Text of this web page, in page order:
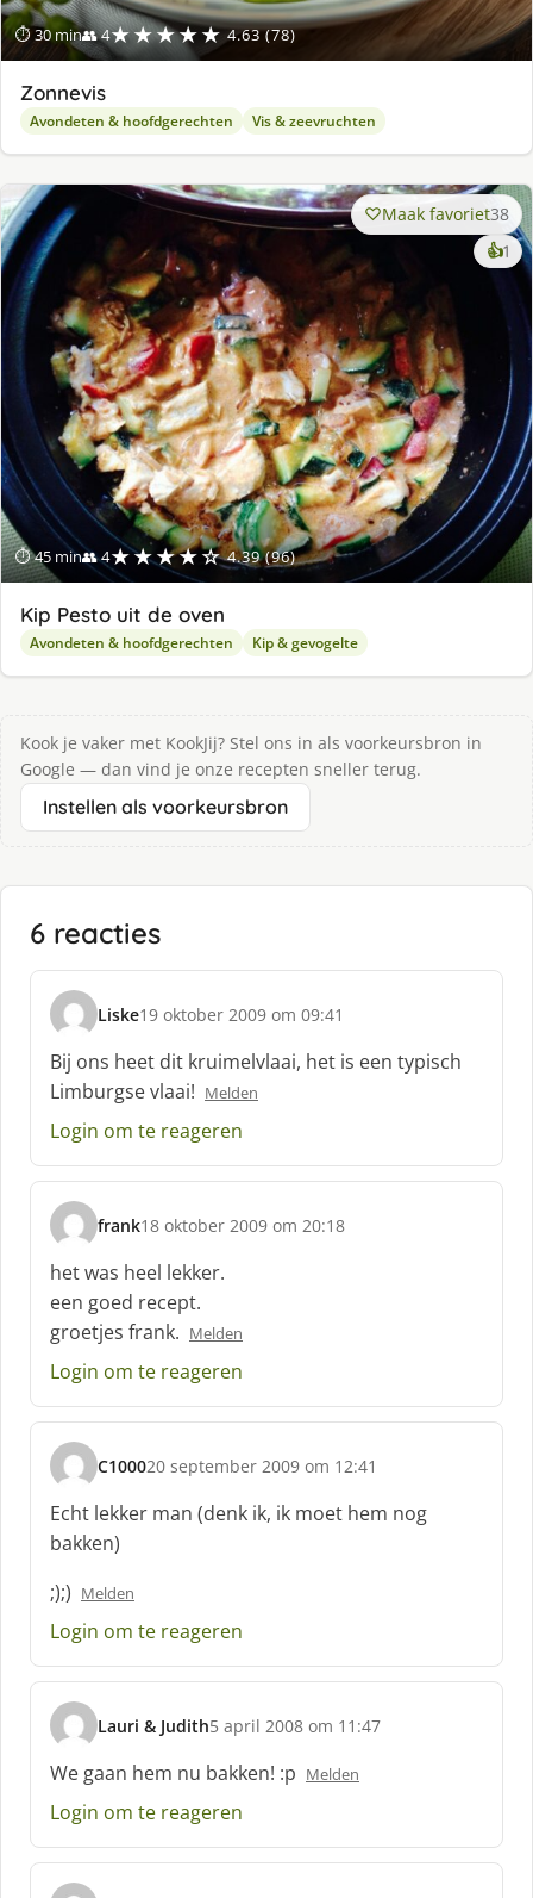
⏱ 30 min👥 4★★★★★ 4.63 (78)
Zonnevis
Avondeten & hoofdgerechten Vis & zeevruchten
⏱ 45 min👥 4★★★★☆ 4.39 (96)
Maak favoriet38
👍1
Kip Pesto uit de oven
Avondeten & hoofdgerechten Kip & gevogelte
Kook je vaker met KookJij? Stel ons in als voorkeursbron in
Google — dan vind je onze recepten sneller terug.
Instellen als voorkeursbron
6 reacties
Liske
s
c
h
r
e
f
19 oktober 2009 om 09:41
Bij ons heet dit kruimelvlaai, het is een typisch
Limburgse vlaai! Melden
Login om te reageren
frank
s
c
h
r
e
e
:
18 oktober 2009 om 20:18
het was heel lekker.
een goed recept.
groetjes frank. Melden
Login om te reageren
C1000
s
c
h
r
e
f
20 september 2009 om 12:41
Echt lekker man (denk ik, ik moet hem nog
bakken)
;);) Melden
Login om te reageren
Lauri & Judith
s
c
h
r
e
f
5 april 2008 om 11:47
We gaan hem nu bakken! :p Melden
Login om te reageren